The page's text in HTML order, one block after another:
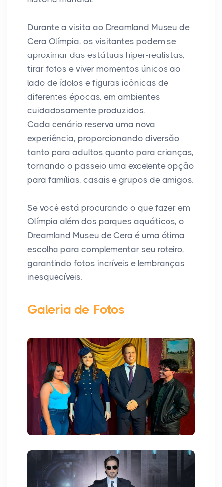
Durante a visita ao Dreamland Museu de
Cera Olímpia, os visitantes podem se
aproximar das estátuas hiper-realistas,
tirar fotos e viver momentos únicos ao
lado de ídolos e figuras icônicas de
diferentes épocas, em ambientes
cuidadosamente produzidos.
Cada cenário reserva uma nova
experiência, proporcionando diversão
tanto para adultos quanto para crianças,
tornando o passeio uma excelente opção
para famílias, casais e grupos de amigos.
Se você está procurando o que fazer em
Olímpia além dos parques aquáticos, o
Dreamland Museu de Cera é uma ótima
escolha para complementar seu roteiro,
garantindo fotos incríveis e lembranças
inesquecíveis.
Galeria de Fotos